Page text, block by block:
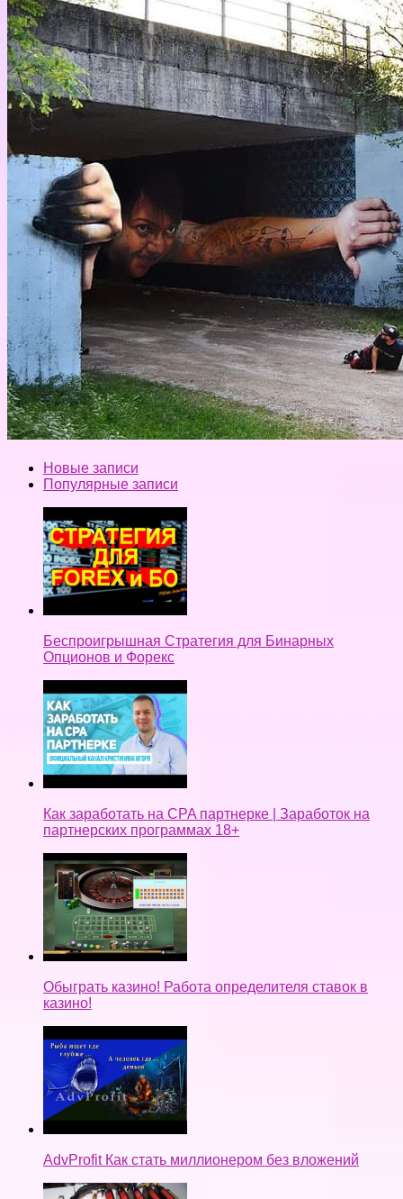
Новые записи
Популярные записи
Беспроигрышная Стратегия для Бинарных
Опционов и Форекс
Как заработать на CPA партнерке | Заработок на
партнерских программах 18+
Обыграть казино! Работа определителя ставок в
казино!
AdvProfit Как стать миллионером без вложений